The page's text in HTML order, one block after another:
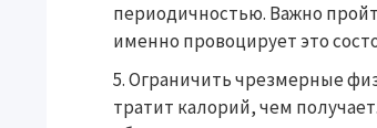
периодичностью. Важно
именно провоцирует это
Ограничить чрезмерные
тратит калорий, чем